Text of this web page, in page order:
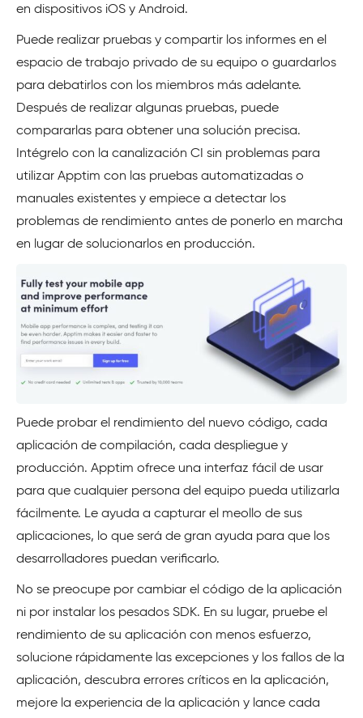
en dispositivos iOS y Android.
Puede realizar pruebas y compartir los informes en el
espacio de trabajo privado de su equipo o guardarlos
para debatirlos con los miembros más adelante.
Después de realizar algunas pruebas, puede
compararlas para obtener una solución precisa.
Intégrelo con la canalización CI sin problemas para
utilizar Apptim con las pruebas automatizadas o
manuales existentes y empiece a detectar los
problemas de rendimiento antes de ponerlo en marcha
en lugar de solucionarlos en producción.
Puede probar el rendimiento del nuevo código, cada
aplicación de compilación, cada despliegue y
producción. Apptim ofrece una interfaz fácil de usar
para que cualquier persona del equipo pueda utilizarla
fácilmente. Le ayuda a capturar el meollo de sus
aplicaciones, lo que será de gran ayuda para que los
desarrolladores puedan verificarlo.
No se preocupe por cambiar el código de la aplicación
ni por instalar los pesados SDK. En su lugar, pruebe el
rendimiento de su aplicación con menos esfuerzo,
solucione rápidamente las excepciones y los fallos de la
aplicación, descubra errores críticos en la aplicación,
mejore la experiencia de la aplicación y lance cada